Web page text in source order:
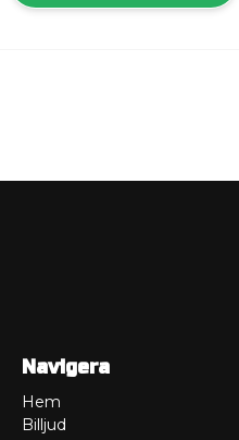
Navigera
Hem
Billjud